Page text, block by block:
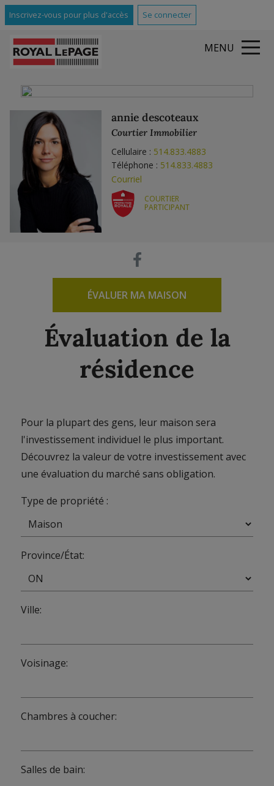
Inscrivez-vous pour plus d'accès Se connecter
MENU
annie descoteaux
Courtier Immobilier
Cellulaire : 514.833.4883
Téléphone : 514.833.4883
Courriel
COURTIER
PARTICIPANT
ÉVALUER MA MAISON
Évaluation de la
résidence
Pour la plupart des gens, leur maison sera
l'investissement individuel le plus important.
Découvrez la valeur de votre investissement avec
une évaluation du marché sans obligation.
Type de propriété :
Province/État:
Ville:
Voisinage:
Chambres à coucher:
Salles de bain: